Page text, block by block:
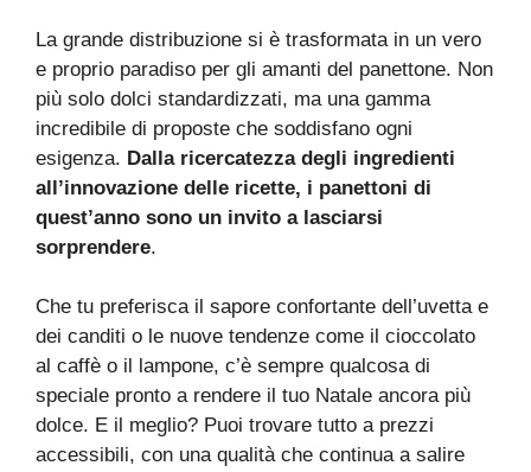
La grande distribuzione si è trasformata in un vero
e proprio paradiso per gli amanti del panettone. Non
più solo dolci standardizzati, ma una gamma
incredibile di proposte che soddisfano ogni
esigenza. Dalla ricercatezza degli ingredienti
all’innovazione delle ricette, i panettoni di
quest’anno sono un invito a lasciarsi
sorprendere.
Che tu preferisca il sapore confortante dell’uvetta e
dei canditi o le nuove tendenze come il cioccolato
al caffè o il lampone, c’è sempre qualcosa di
speciale pronto a rendere il tuo Natale ancora più
dolce. E il meglio? Puoi trovare tutto a prezzi
accessibili, con una qualità che continua a salire